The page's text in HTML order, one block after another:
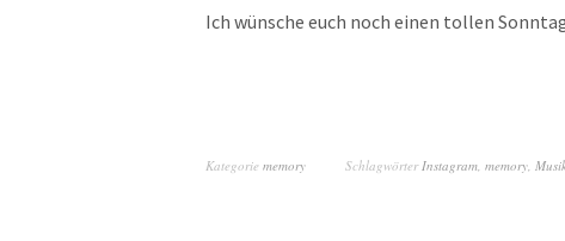
Ich wünsche euch noch einen tollen
Kategorie memory SchlagwörterInstagram, memory,